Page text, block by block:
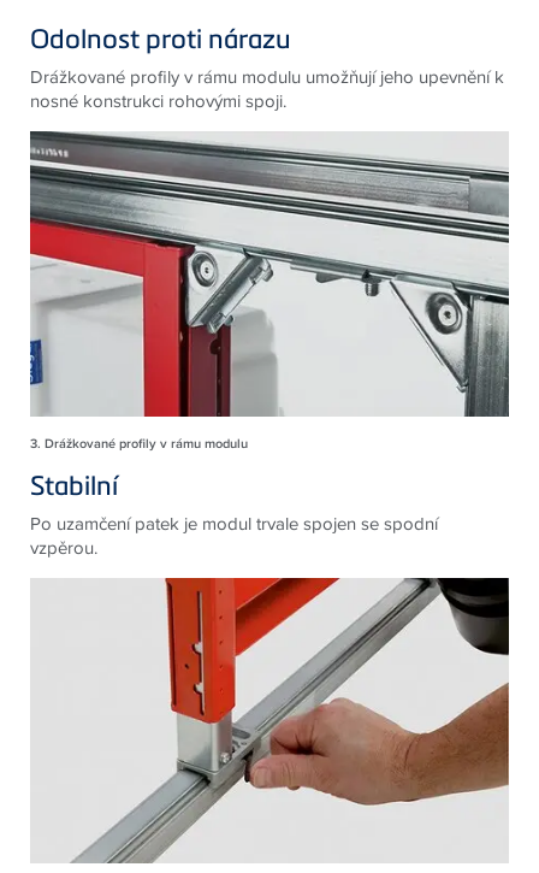
Odolnost proti nárazu
Drážkované profily v rámu modulu umožňují jeho upevnění k
nosné konstrukci rohovými spoji.
3. Drážkované profily v rámu modulu
Stabilní
Po uzamčení patek je modul trvale spojen se spodní
vzpěrou.